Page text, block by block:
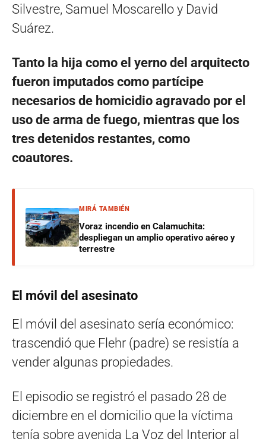
Silvestre, Samuel Moscarello y David
Suárez.
Tanto la hija como el yerno del arquitecto
fueron imputados como partícipe
necesarios de homicidio agravado por el
uso de arma de fuego, mientras que los
tres detenidos restantes, como
coautores.
MIRÁ TAMBIÉN
Voraz incendio en Calamuchita:
despliegan un amplio operativo aéreo y
terrestre
El móvil del asesinato
El móvil del asesinato sería económico:
trascendió que Flehr (padre) se resistía a
vender algunas propiedades.
El episodio se registró el pasado 28 de
diciembre en el domicilio que la víctima
tenía sobre avenida La Voz del Interior al